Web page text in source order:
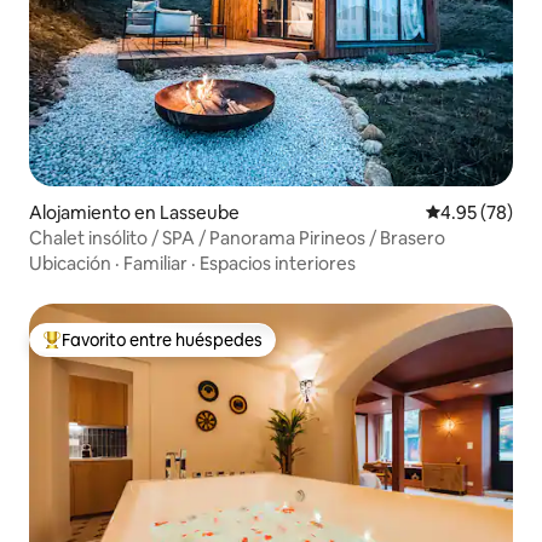
Alojamiento en Lasseube Calificación
4.95 (78)
Chalet insólito / SPA / Panorama Pirineos / Brasero
Ubicación · Familiar · Espacios interiores
Favorito entre huéspedes preferido
Favorito entre huéspedes